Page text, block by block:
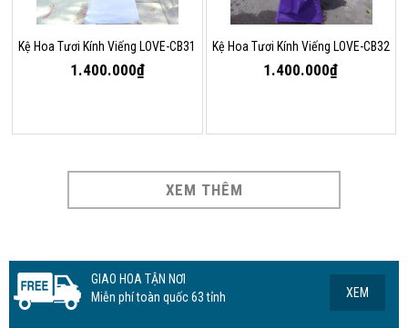
Kệ Hoa Tươi Kính Viếng LOVE-CB31
1.400.000₫
Kệ Hoa Tươi Kính Viếng LOVE-CB32
1.400.000₫
XEM THÊM
GIAO HOA TẬN NƠI
Miễn phí toàn quốc 63 tỉnh
XEM